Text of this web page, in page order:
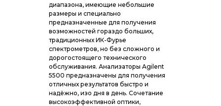
диапазона, имеющие небольшие
размеры и специально
предназначенные для получения
возможностей гораздо больших,
традиционных ИК-Фурье
спектрометров, но без сложного и
дорогостоящего технического
обслуживания. Анализаторы Agilent
5500 предназначены для получения
отличных результатов быстро и
надёжно, изо дня в день. Сочетание
высокоэффективной оптики,